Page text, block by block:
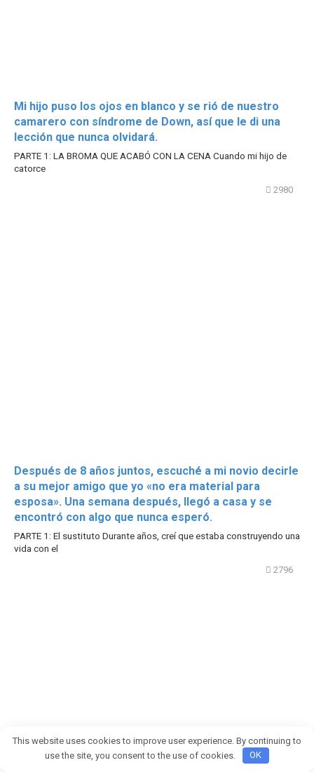
Mi hijo puso los ojos en blanco y se rió de nuestro
camarero con síndrome de Down, así que le di una
lección que nunca olvidará.
PARTE 1: LA BROMA QUE ACABÓ CON LA CENA Cuando mi hijo de
catorce
2980
Después de 8 años juntos, escuché a mi novio decirle
a su mejor amigo que yo «no era material para
esposa». Una semana después, llegó a casa y se
encontró con algo que nunca esperó.
PARTE 1: El sustituto Durante años, creí que estaba construyendo una
vida con el
2796
This website uses cookies to improve user experience. By continuing to
use the site, you consent to the use of cookies.
OK